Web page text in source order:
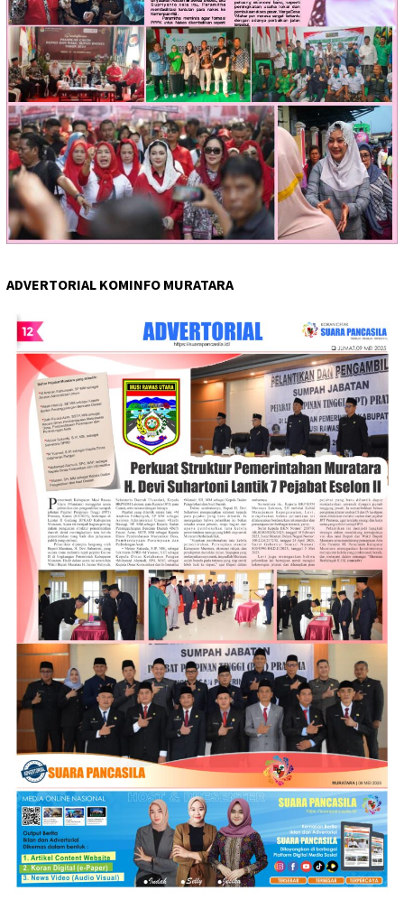
ADVERTORIAL KOMINFO MURATARA